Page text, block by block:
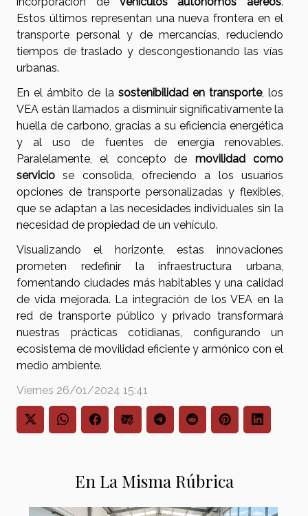
Estos últimos representan una nueva frontera en el
transporte personal y de mercancías, reduciendo
tiempos de traslado y descongestionando las vías
urbanas.
En el ámbito de la sostenibilidad en transporte, los
VEA están llamados a disminuir significativamente la
huella de carbono, gracias a su eficiencia energética
y al uso de fuentes de energía renovables.
Paralelamente, el concepto de movilidad como
servicio se consolida, ofreciendo a los usuarios
opciones de transporte personalizadas y flexibles,
que se adaptan a las necesidades individuales sin la
necesidad de propiedad de un vehículo.
Visualizando el horizonte, estas innovaciones
prometen redefinir la infraestructura urbana,
fomentando ciudades más habitables y una calidad
de vida mejorada. La integración de los VEA en la
red de transporte público y privado transformará
nuestras prácticas cotidianas, configurando un
ecosistema de movilidad eficiente y armónico con el
medio ambiente.
Viernes 26/01/2024 15:41
En La Misma Rúbrica